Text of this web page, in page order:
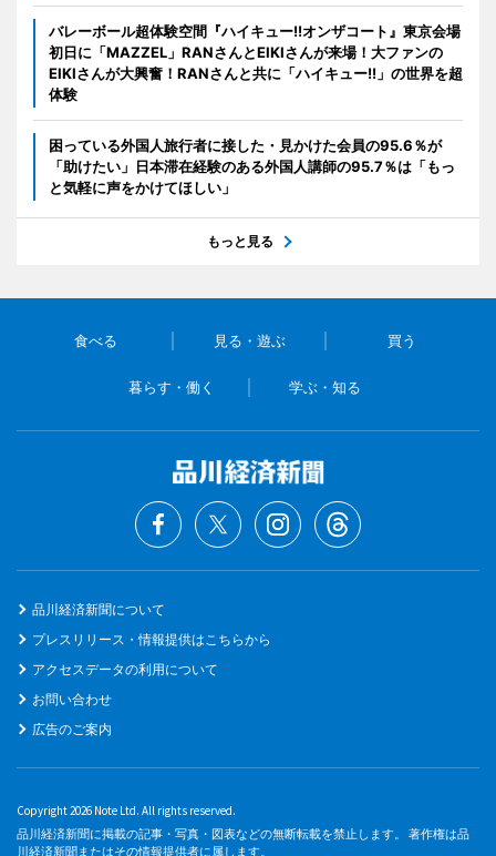
バレーボール超体験空間『ハイキュー!!オンザコート』東京会場
初日に「MAZZEL」RANさんとEIKIさんが来場！大ファンの
EIKIさんが大興奮！RANさんと共に「ハイキュー!!」の世界を超
体験
困っている外国人旅行者に接した・見かけた会員の95.6％が
「助けたい」日本滞在経験のある外国人講師の95.7％は「もっ
と気軽に声をかけてほしい」
もっと見る
食べる 見る・遊ぶ 買う
暮らす・働く 学ぶ・知る
品川経済新聞について
プレスリリース・情報提供はこちらから
アクセスデータの利用について
お問い合わせ
広告のご案内
Copyright 2026 Note Ltd. All rights reserved.
品川経済新聞に掲載の記事・写真・図表などの無断転載を禁止します。 著作権は品
川経済新聞またはその情報提供者に属します。